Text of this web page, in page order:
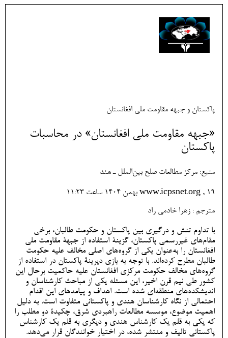
پاکستان و جبهه مقاومت ملی افغانستان
«جبهه مقاومت ملی افغانستان» در محاسبات
پاکستان
منبع: مرکز مطالعات صلح بین‌الملل ـ هند
www.icpsnet.org , 19 بهمن 1404 ساعت 11:23
مترجم : زهرا خادمی راد
با تداوم تنش و درگیری بین پاکستان و حکومت طالبان، برخی
مقام‌های غیررسمی پاکستان، گزینۀ استفاده از جبهۀ مقاومت ملی
افغانستان را به‌عنوان یکی از گروه‌های اصلی مخالف علیه حکومت
طالبان مطرح کرده‌اند. با توجه به بازی دیرینۀ پاکستان در استفاده از
گروه‌های مخالف حکومت مرکزی افغانستان علیه حاکمیت برحال این
کشور طی نیم قرن اخیر، این مسئله یکی از مباحث کارشناسان و
اندیشکده‌های منطقه‌ای شده است. اهداف و پیامدهای این اقدام
احتمالی از نگاه کارشناسان هندی و پاکستانی متفاوت است. به دلیل
اهمیت موضوع، موسسه مطالعات راهبردی شرق، چکیدۀ دو مطلب را
که یکی به قلم یک کارشناس هندی و دیگری به قلم یک کارشناس
پاکستانی تالیف و منتشر شده، در اختیار خوانندگان قرار می‌دهد.